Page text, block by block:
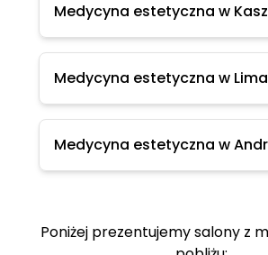
Medycyna estetyczna w
Medycyna estetyczna w
Medycyna estetyczna w
Poniżej prezentujemy salony z